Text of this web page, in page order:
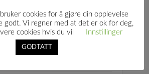
av
for
En komplett guide
kan jeg bruke rabatter uten
cookies for å gjøre din opplevelse
godt. Vi regner med at det er ok for deg,
cookies hvis du vil
Innstillinger
GODTATT